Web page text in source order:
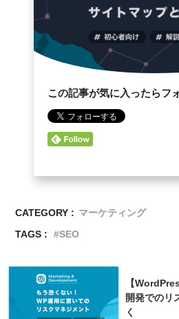
この記事が気に入ったらフ
CATEGORY : マーケティング
TAGS :
SEO
【
開発でのリ
く